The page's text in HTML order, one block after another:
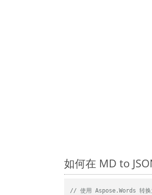
如何在 MD to
// 使用 Aspose.Words 转换